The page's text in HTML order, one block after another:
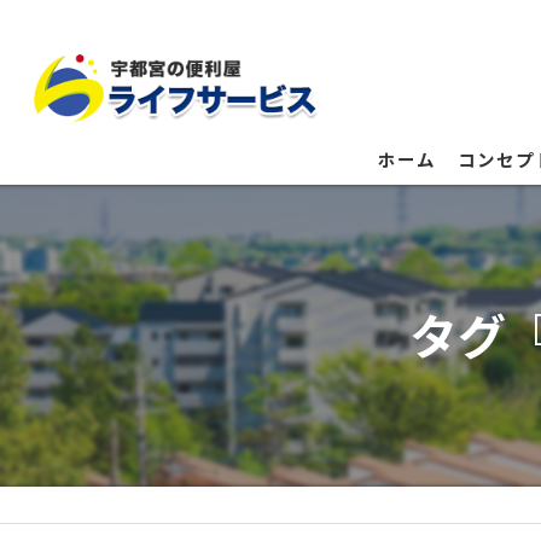
ホーム コンセプ
タグ